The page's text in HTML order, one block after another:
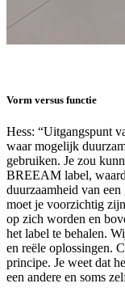
Vorm versus functie
Hess: “Uitgangspunt
waar mogelijk
gebruiken. Je zou
BREEAM label,
duurzaamheid van
moet je voorzichtig
op zich worden en
het label te behalen.
en reële oplossingen.
principe. Je weet dat
een andere en soms